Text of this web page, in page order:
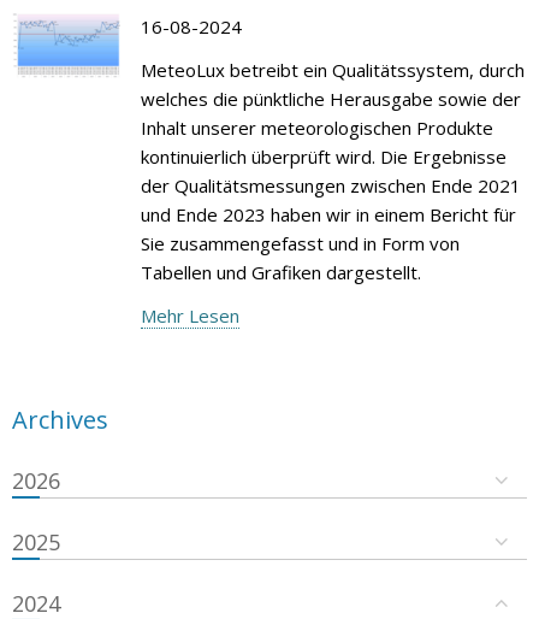
16-08-2024
MeteoLux betreibt ein Qualitätssystem, durch
welches die pünktliche Herausgabe sowie der
Inhalt unserer meteorologischen Produkte
kontinuierlich überprüft wird. Die Ergebnisse
der Qualitätsmessungen zwischen Ende 2021
und Ende 2023 haben wir in einem Bericht für
Sie zusammengefasst und in Form von
Tabellen und Grafiken dargestellt.
Mehr Lesen
Archives
2026
2025
2024